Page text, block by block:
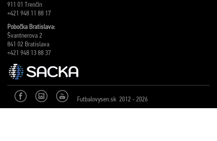
911 01 Trenčín
+421 948 11 88 17
Pobočka Bratislava:
Švantnerova 2
841 02 Bratislava
+421 948 13 88 37
Futbalovysen.sk 2012 - 2026